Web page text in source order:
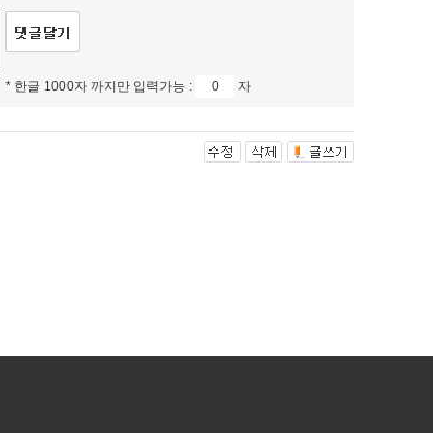
* 한글 1000자 까지만 입력가능 : 자